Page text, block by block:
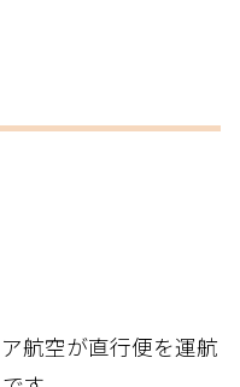
航空が直行便を運航